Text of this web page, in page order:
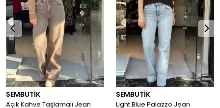
SEMBUTİK
Açık Kahve Taşlamalı Jean
SEMBUTİK
Light Blue Palazzo Jean